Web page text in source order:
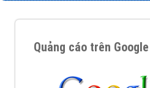
Quảng cáo trên Google